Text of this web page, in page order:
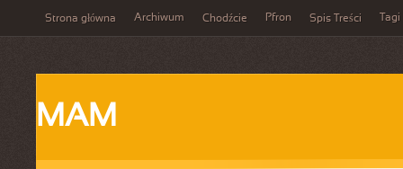
Strona główna Archiwum Chodźcie Pfron Spis Treści Tagi
MAM